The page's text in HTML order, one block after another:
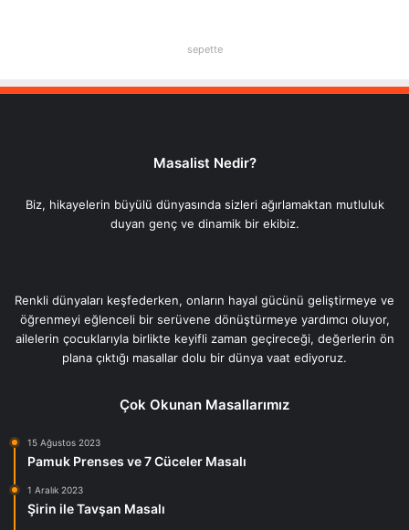
sepette
Masalist Nedir?
Biz, hikayelerin büyülü dünyasında sizleri ağırlamaktan mutluluk
duyan genç ve dinamik bir ekibiz.
Renkli dünyaları keşfederken, onların hayal gücünü geliştirmeye ve
öğrenmeyi eğlenceli bir serüvene dönüştürmeye yardımcı oluyor,
ailelerin çocuklarıyla birlikte keyifli zaman geçireceği, değerlerin ön
plana çıktığı masallar dolu bir dünya vaat ediyoruz.
Çok Okunan Masallarımız
15 Ağustos 2023
Pamuk Prenses ve 7 Cüceler Masalı
1 Aralık 2023
Şirin ile Tavşan Masalı